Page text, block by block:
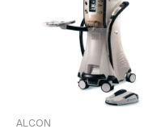
ALCON